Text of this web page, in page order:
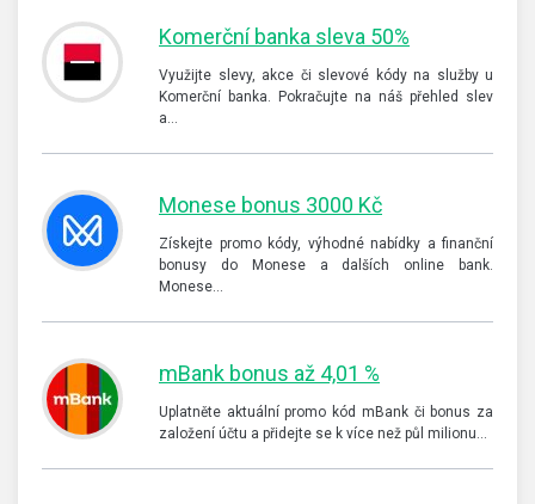
Komerční banka sleva 50%
Využijte slevy, akce či slevové kódy na služby u
Komerční banka. Pokračujte na náš přehled slev
a…
Monese bonus 3000 Kč
Získejte promo kódy, výhodné nabídky a finanční
bonusy do Monese a dalších online bank.
Monese…
mBank bonus až 4,01 %
Uplatněte aktuální promo kód mBank či bonus za
založení účtu a přidejte se k více než půl milionu…